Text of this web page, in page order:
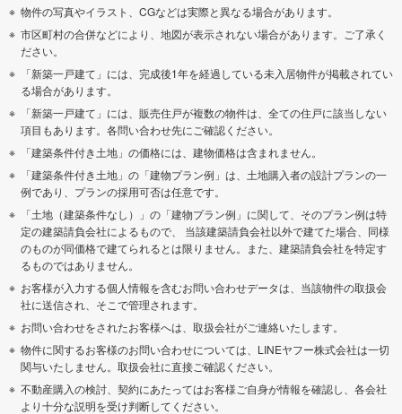
物件の写真やイラスト、CGなどは実際と異なる場合があります。
市区町村の合併などにより、地図が表示されない場合があります。ご了承く
ださい。
「新築一戸建て」には、完成後1年を経過している未入居物件が掲載されてい
る場合があります。
「新築一戸建て」には、販売住戸が複数の物件は、全ての住戸に該当しない
項目もあります。各問い合わせ先にご確認ください。
「建築条件付き土地」の価格には、建物価格は含まれません。
「建築条件付き土地」の「建物プラン例」は、土地購入者の設計プランの一
例であり、プランの採用可否は任意です。
「土地（建築条件なし）」の「建物プラン例」に関して、そのプラン例は特
定の建築請負会社によるもので、 当該建築請負会社以外で建てた場合、同様
のものが同価格で建てられるとは限りません。また、建築請負会社を特定す
るものではありません。
お客様が入力する個人情報を含むお問い合わせデータは、当該物件の取扱会
社に送信され、そこで管理されます。
お問い合わせをされたお客様へは、取扱会社がご連絡いたします。
物件に関するお客様のお問い合わせについては、LINEヤフー株式会社は一切
関与いたしません。取扱会社に直接ご確認ください。
不動産購入の検討、契約にあたってはお客様ご自身が情報を確認し、各会社
より十分な説明を受け判断してください。